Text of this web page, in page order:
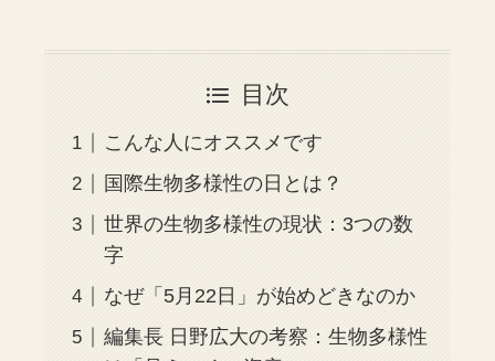
目次
こんな人にオススメです
国際生物多様性の日とは？
世界の生物多様性の現状：3つの数
字
なぜ「5月22日」が始めどきなのか
編集長 日野広大の考察：生物多様性